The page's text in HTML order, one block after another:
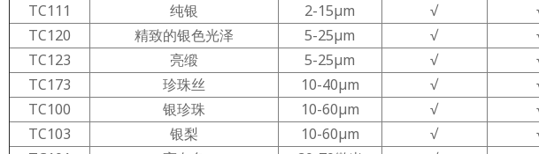
TC111
纯银 2-15μm √
TC120
精致的银色光泽 5-25μm √
TC123
亮缎 5-25μm √
TC173
珍珠丝 10-40μm √
TC100
银珍珠 10-60μm √
TC103
银梨 10-60μm √